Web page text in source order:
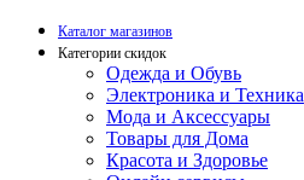
Каталог магазинов
Категории скидок
Одежда и Обувь
Электроника и Техника
Мода и Аксессуары
Товары для Дома
Красота и Здоровье